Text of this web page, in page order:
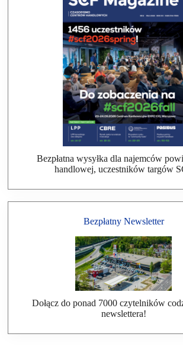
Bezpłatna wysyłka dla najemców
handlowej, uczestników targów
Bezpłatny Newsletter
Dołącz do ponad 7000 czytelników
newslettera!